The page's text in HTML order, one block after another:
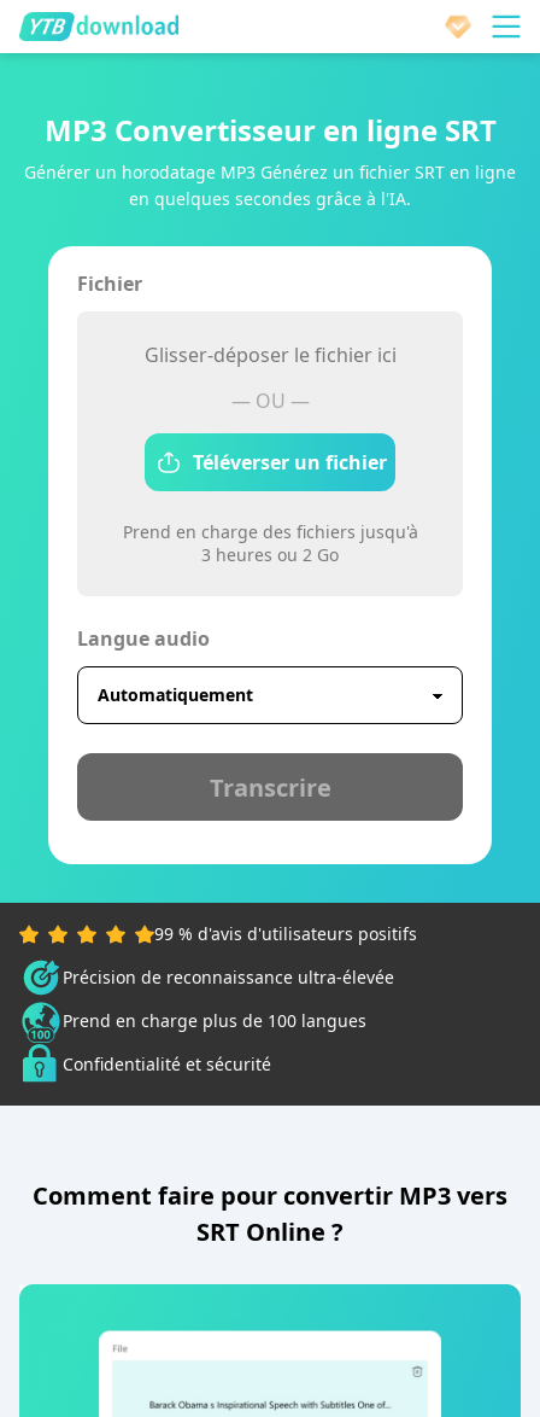
MP3 Convertisseur en ligne SRT
Générer un horodatage MP3 Générez un fichier SRT en ligne
en quelques secondes grâce à l'IA.
Fichier
Glisser-déposer le fichier ici
— OU —
Téléverser un fichier
Prend en charge des fichiers jusqu'à
3 heures ou 2 Go
Langue audio
Transcrire
99 % d'avis d'utilisateurs positifs
Précision de reconnaissance ultra-élevée
Prend en charge plus de 100 langues
Confidentialité et sécurité
Comment faire pour convertir MP3 vers
SRT Online ?